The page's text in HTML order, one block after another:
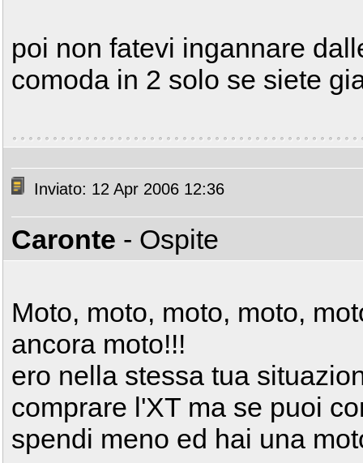
poi non fatevi ingannare
comoda in 2 solo se siete
Inviato: 12 Apr 2006 12:36
Caronte - Ospite
Moto, moto, moto, moto,
ancora moto!!!
ero nella stessa tua
comprare l'XT ma se puoi
spendi meno ed hai una